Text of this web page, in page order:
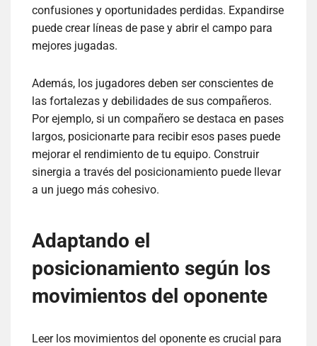
confusiones y oportunidades perdidas. Expandirse
puede crear líneas de pase y abrir el campo para
mejores jugadas.
Además, los jugadores deben ser conscientes de
las fortalezas y debilidades de sus compañeros.
Por ejemplo, si un compañero se destaca en pases
largos, posicionarte para recibir esos pases puede
mejorar el rendimiento de tu equipo. Construir
sinergia a través del posicionamiento puede llevar
a un juego más cohesivo.
Adaptando el
posicionamiento según los
movimientos del oponente
Leer los movimientos del oponente es crucial para